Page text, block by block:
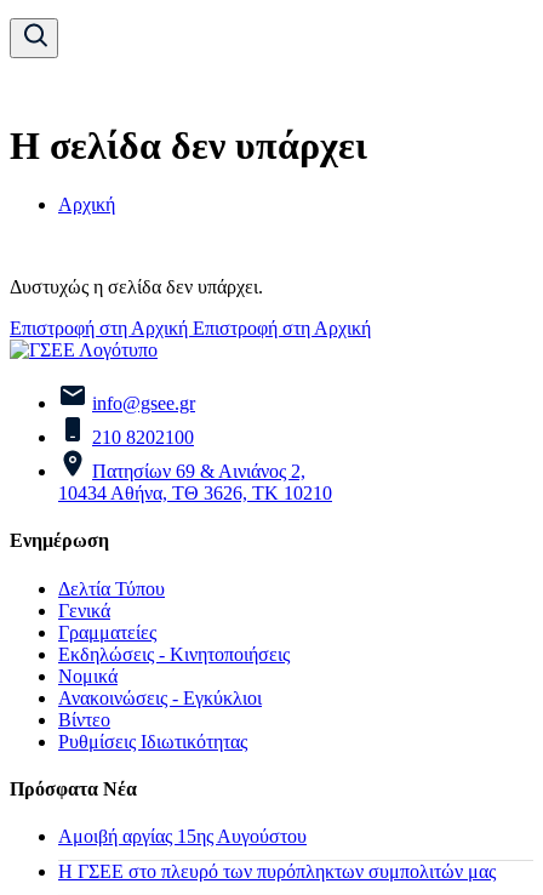
Η σελίδα δεν υπάρχει
Αρχική
Δυστυχώς η σελίδα δεν υπάρχει.
Επιστροφή στη Αρχική Επιστροφή στη Αρχική
info@gsee.gr
210 8202100
Πατησίων 69 & Αινιάνος 2,
10434 Αθήνα, ΤΘ 3626, ΤΚ 10210
Ενημέρωση
Δελτία Τύπου
Γενικά
Γραμματείες
Εκδηλώσεις - Κινητοποιήσεις
Νομικά
Ανακοινώσεις - Εγκύκλιοι
Βίντεο
Ρυθμίσεις Ιδιωτικότητας
Πρόσφατα Νέα
Αμοιβή αργίας 15ης Αυγούστου
H ΓΣΕΕ στο πλευρό των πυρόπληκτων συμπολιτών μας